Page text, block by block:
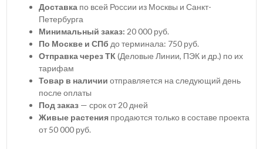
Доставка по всей России из Москвы и Санкт-
Петербурга
Минимальный заказ: 20 000 руб.
По Москве и СПб до терминала: 750 руб.
Отправка через ТК (Деловые Линии, ПЭК и др.) по их
тарифам
Товар в наличии отправляется на следующий день
после оплаты
Под заказ — срок от 20 дней
Живые растения продаются только в составе проекта
от 50 000 руб.